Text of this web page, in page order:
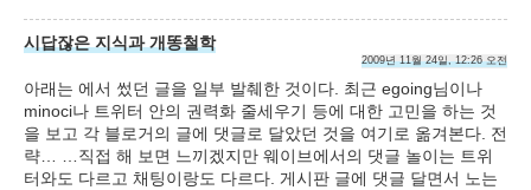
시답잖은 지식과 개똥철학
2009년 11월 24일, 12:26 오전
아래는 에서 썼던 글을 일부 발췌한 것이다. 최근 egoing님이나
minoci나 트위터 안의 권력화 줄세우기 등에 대한 고민을 하는 것
을 보고 각 블로거의 글에 댓글로 달았던 것을 여기로 옮겨본다. 전
략… …직접 해 보면 느끼겠지만 웨이브에서의 댓글 놀이는 트위
터와도 다르고 채팅이랑도 다르다. 게시판 글에 댓글 달면서 노는